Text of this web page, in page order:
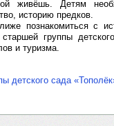
живёшь. Детям
историю предков.
познакомиться с
группы
и туризма.
детского сада